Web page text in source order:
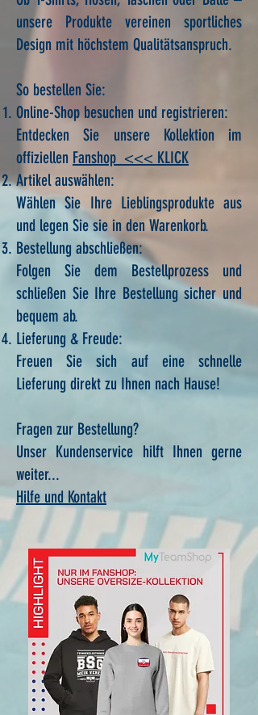
unsere Produkte vereinen sportliches
Design mit höchstem Qualitätsanspruch.
So bestellen Sie:
Online-Shop besuchen und registrieren:
Entdecken Sie unsere Kollektion im
offiziellen Fanshop <<< KLICK
Artikel auswählen:
Wählen Sie Ihre Lieblingsprodukte aus
und legen Sie sie in den Warenkorb.
Bestellung abschließen:
Folgen Sie dem Bestellprozess und
schließen Sie Ihre Bestellung sicher und
bequem ab.
Lieferung & Freude:
Freuen Sie sich auf eine schnelle
Lieferung direkt zu Ihnen nach Hause!
Fragen zur Bestellung?
Unser Kundenservice hilft Ihnen gerne
weiter...
Hilfe und Kontakt